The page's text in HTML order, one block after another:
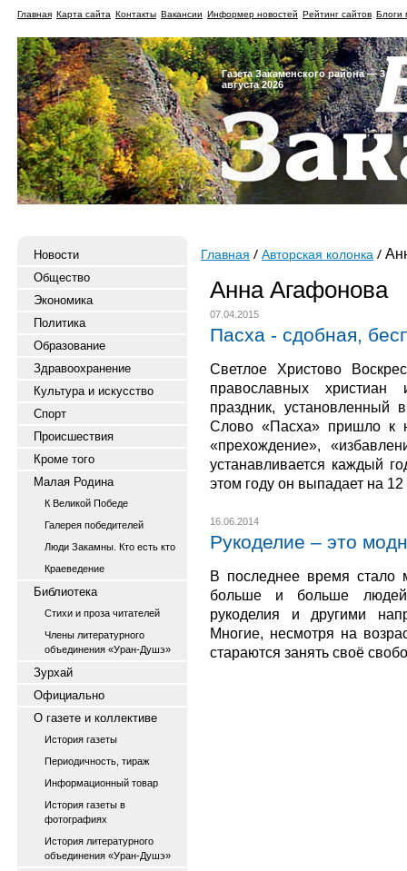
Главная Карта сайта Контакты Вакансии Информер новостей Рейтинг сайтов Блоги
Газета Закаменского района — 3
августа 2026
Новости
Общество
Экономика
Политика
Образование
Здравоохранение
Культура и искусство
Спорт
Происшествия
Кроме того
Малая Родина
К Великой Победе
Галерея победителей
Люди Закамны. Кто есть кто
Краеведение
Библиотека
Стихи и проза читателей
Члены литературного
объединения «Уран-Душэ»
Зурхай
Официально
О газете и коллективе
История газеты
Периодичность, тираж
Информационный товар
История газеты в
фотографиях
История литературного
объединения «Уран-Душэ»
Главная Авторская колонка
Анна Агафонова
07.04.2015
Пасха - сдобная,
Светлое Христово
православных
праздник, установленный
Слово «Пасха» пришло к
«прехождение»,
устанавливается каждый
этом году он выпадает на
16.06.2014
Рукоделие – это
В последнее время стало
больше и больше людей
рукоделия и другими
Многие, несмотря на
стараются занять своё